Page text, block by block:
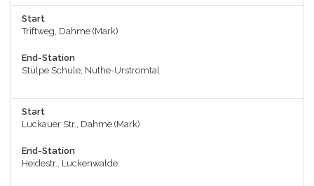
Start
Triftweg, Dahme (Mark)
End-Station
Stülpe Schule, Nuthe-Urstromtal
Start
Luckauer Str., Dahme (Mark)
End-Station
Heidestr., Luckenwalde